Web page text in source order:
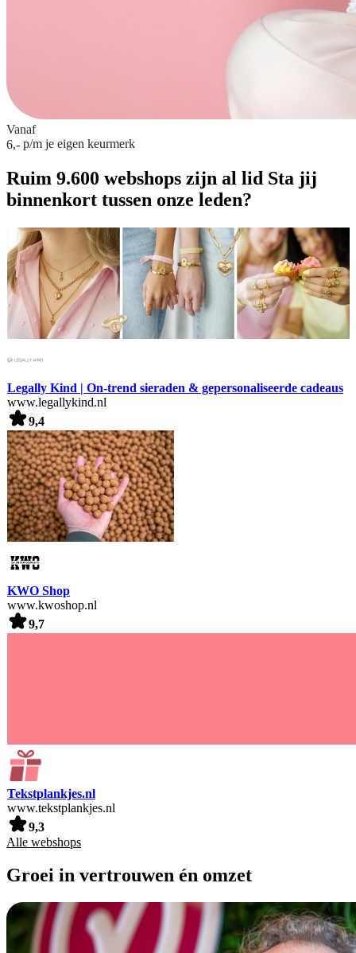
Vanaf
6,- p/m je eigen keurmerk
Ruim 9.600 webshops zijn al lid Sta jij
binnenkort tussen onze leden?
Legally Kind | On-trend sieraden & gepersonaliseerde cadeaus
www.legallykind.nl
9,4
KWO Shop
www.kwoshop.nl
9,7
Tekstplankjes.nl
www.tekstplankjes.nl
9,3
Alle webshops
Groei in vertrouwen én omzet